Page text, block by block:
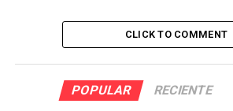
CLICK TO COMMENT
POPULAR RECIENTE